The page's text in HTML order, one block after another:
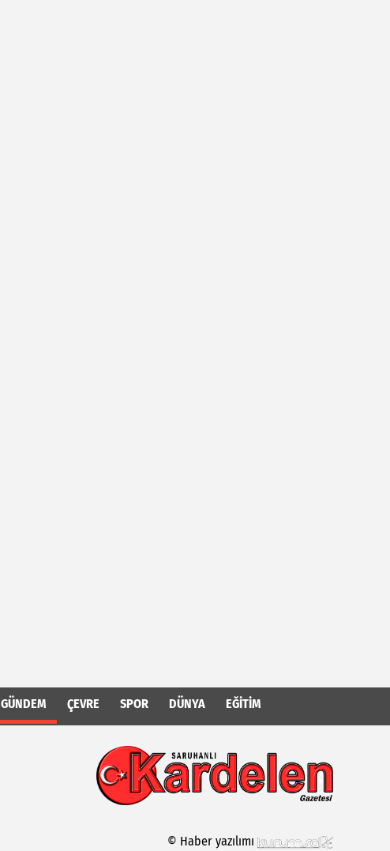
GÜNDEM ÇEVRE SPOR DÜNYA EĞITIM
© Haber yazılımı